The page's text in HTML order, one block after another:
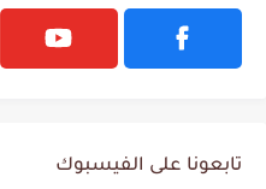
تابعونا على الفيسبوك